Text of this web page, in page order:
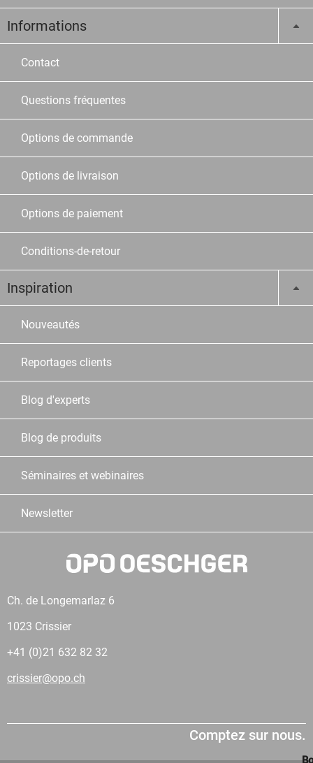
Informations
Contact
Questions fréquentes
Options de commande
Options de livraison
Options de paiement
Conditions-de-retour
Inspiration
Nouveautés
Reportages clients
Blog d'experts
Blog de produits
Séminaires et webinaires
Newsletter
Ch. de Longemarlaz 6
1023 Crissier
+41 (0)21 632 82 32
crissier@opo.ch
Comptez sur nous.